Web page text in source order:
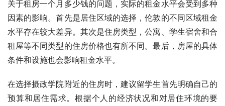
关于租房一个月多少钱的问题，实际的租金水平会受到多种
因素的影响。首先是居住区域的选择，伦敦的不同区域租金
水平存在较大差异。其次是住房类型，公寓、学生宿舍和合
租屋等不同类型的住房价格也有所不同。最后，房屋的具体
条件和设施也会影响租金水平。
在选择摄政学院附近的住房时，建议留学生首先明确自己的
预算和居住需求。根据个人的经济状况和对居住环境的要